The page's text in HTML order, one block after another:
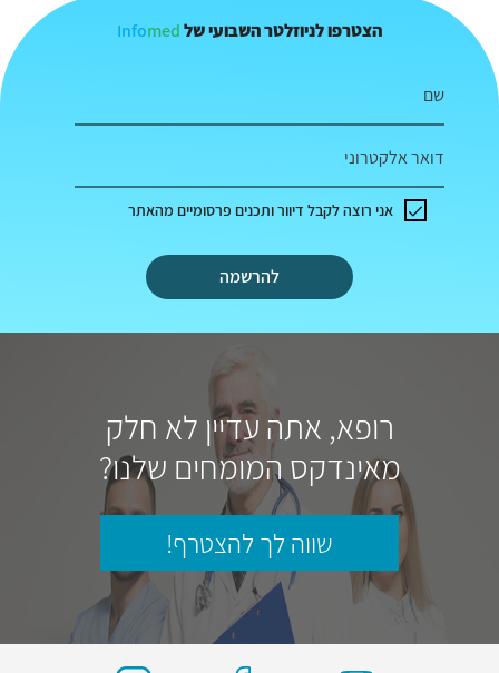
הצטרפו לניוזלטר השבועי של Infomed
שם
דואר אלקטרוני
להרשמה
אני רוצה לקבל דיוור ותכנים פרסומיים מהאתר
רופא, אתה עדיין לא חלק
מאינדקס המומחים שלנו?
שווה לך להצטרף!